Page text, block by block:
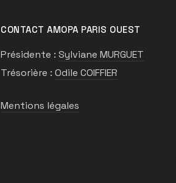
CONTACT AMOPA PARIS OUEST
Présidente : Sylviane MURGUET
Trésorière : Odile COIFFIER
Mentions légales